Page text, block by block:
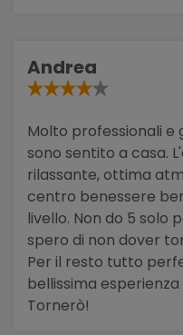
Andrea
Molto professionali e
sono sentito a casa.
rilassante, ottima
centro benessere
livello. Non do 5 solo
spero di non dover
Per il resto tutto
bellissima
Tornerò!